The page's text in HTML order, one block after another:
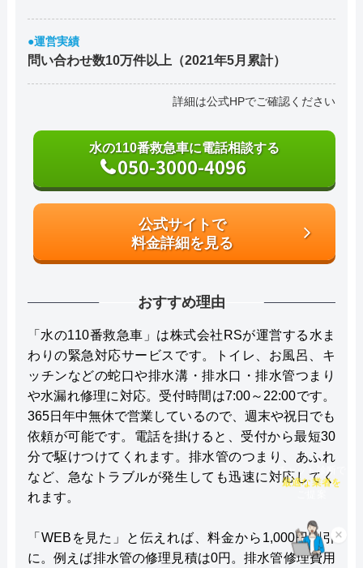
●運営実績
問い合わせ数10万件以上（2021年5月累計）
詳細は公式HPでご確認ください
水の110番救急車に電話相談する
050-3000-4096
公式サイトで
料金詳細を見る
おすすめ理由
「水の110番救急車」は株式会社RSが運営する水ま
わりの緊急対応サービスです。トイレ、お風呂、キ
ッチンなどの蛇口や排水溝・排水口・排水管つまり
や水漏れ修理に対応。受付時間は7:00～22:00です。
365日年中無休で営業しているので、週末や祝日でも
依頼が可能です。電話を掛けると、受付から最短30
分で駆けつけてくれます。排水管のつまり、あふれ
など、急なトラブルが発生しても迅速に対応してく
れます。
「WEBを見た」と伝えれば、料金から1,000円割引
に。例えば排水管の修理見積は0円。排水管修理費用
×
チャット診断で
最適な業者を